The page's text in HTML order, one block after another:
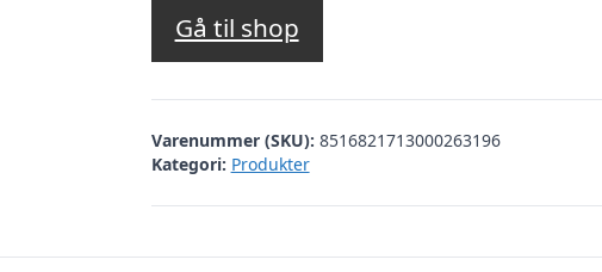
Gå til shop
Varenummer (SKU): 8516821713000263196
Kategori: Produkter